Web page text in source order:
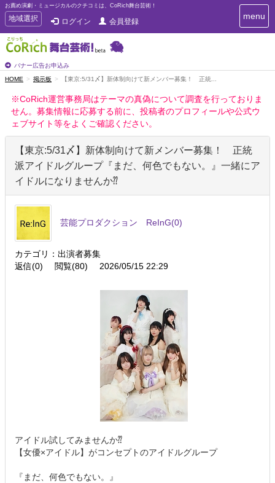
お薦め演劇・ミュージカルのクチコミは、CoRich舞台芸術！
T
o
g
g
e
n
地域選択 ログイン 会員登録
バナー広告お申込み
T
o
a
v
g
a
t
menu
HOME 掲示板 【東京:5/31〆】新体制向けて新メンバー募集！ 正統...
※CoRich運営事務局はテーマの真偽について調査を行っておりま
せん。募集情報に応募する前に、投稿者のプロフィールや公式ウ
ェブサイト等をよくご確認ください。
【東京:5/31〆】新体制向けて新メンバー募集！ 正統
派アイドルグループ『まだ、何色でもない。』一緒にア
イドルになりませんか⁇
芸能プロダクション ReInG(0)
カテゴリ：出演者募集
返信(0)
閲覧(80) 2026/05/15 22:29
アイドル試してみませんか⁇
【女優×アイドル】がコンセプトのアイドルグループ
『まだ、何色でもない。』